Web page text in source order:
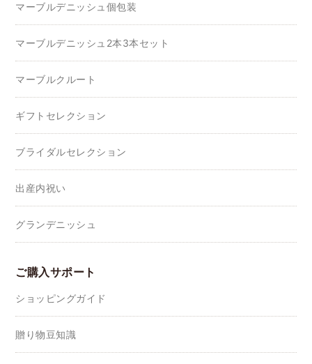
マーブルデニッシュ個包装
マーブルデニッシュ2本3本セット
マーブルクルート
ギフトセレクション
ブライダルセレクション
出産内祝い
グランデニッシュ
ご購入サポート
ショッピングガイド
贈り物豆知識